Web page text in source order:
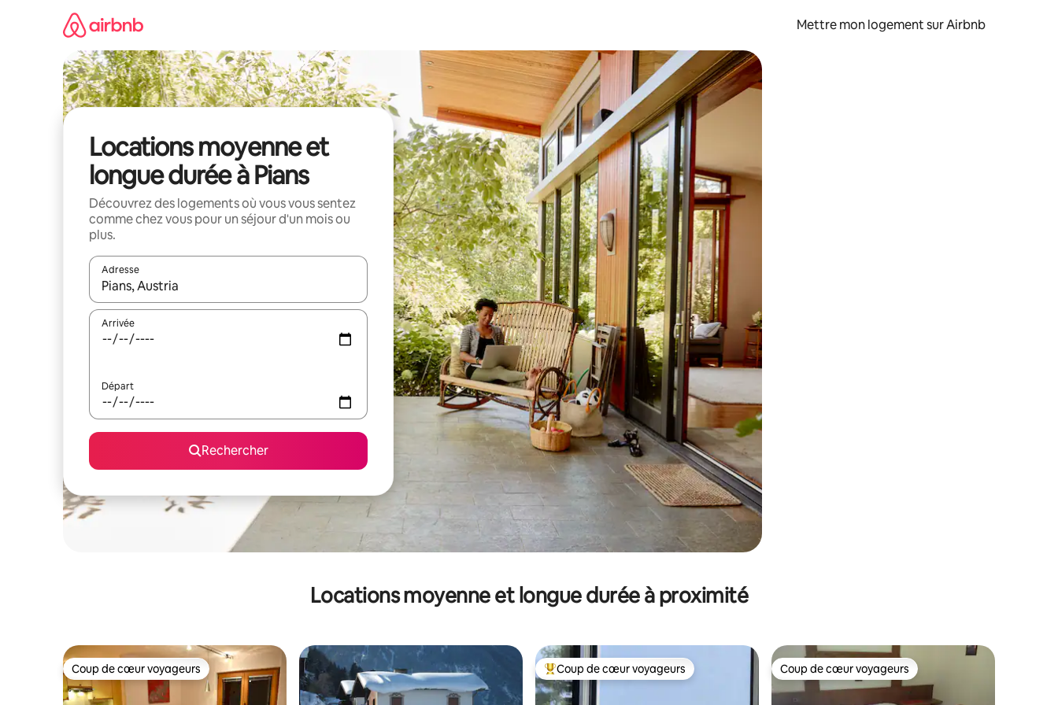
Mettre mon logement sur Airbnb
Locations moyenne et
longue durée à Pians
Découvrez des logements où vous vous sentez
comme chez vous pour un séjour d'un mois ou
plus.
Adresse
Lorsque les résultats s'affichent, utilisez les flèches vers le haut et vers le bas pour les parcourir ou en appuyant et en faisant glisser.
Arrivée
Départ
Rechercher
Locations moyenne et longue durée à proximité
Coup de cœur voyageurs
Coup de cœur voyageurs Coups de cœur voyageurs les plus appréciés
Coup de cœur voyageurs Coup de cœur voyageurs
Coup de cœur voyageurs